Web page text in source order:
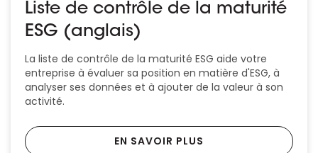
Liste de contrôle de la maturité
ESG (anglais)
La liste de contrôle de la maturité ESG aide votre
entreprise à évaluer sa position en matière d'ESG, à
analyser ses données et à ajouter de la valeur à son
activité.
EN SAVOIR PLUS